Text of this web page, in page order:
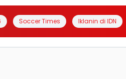
Soccer Times Iklanin di IDN